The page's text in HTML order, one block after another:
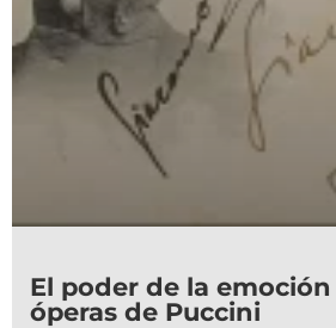
El poder de la
óperas de Puccini